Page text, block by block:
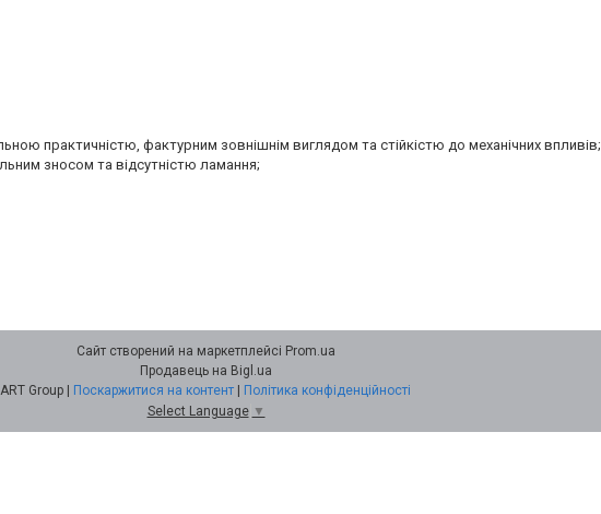
практичністю, фактурним зовнішнім виглядом та стійкістю до механічних впливів;
зносом та відсутністю ламання;
Сайт створений на маркетплейсі Prom.ua
Продавець на Bigl.ua
Поскаржитися на контент
Політика конфіденційності
Select Language ▼